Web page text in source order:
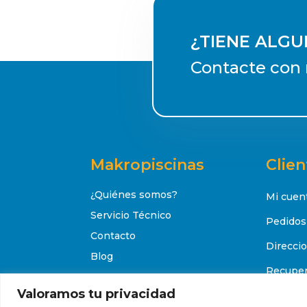
Valoramos tu privacidad
¿TIENE
Contacte con
Makropiscinas
¿Quiénes somos?
Servicio Técnico
Contacto
Blog
Mi
Pedidos